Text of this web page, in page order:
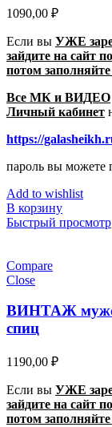
1090,00 ₽
Если вы УЖЕ
зайдите на сайт
потом
Все МК и ВИДЕО
Личный кабинет
https://
пароль вы можете
Add to wishlist
В корзину
Быстрый просмотр
Compare
Close
ВИНТАЖ
спиц
1190,00 ₽
Если вы УЖЕ
зайдите на сайт
потом